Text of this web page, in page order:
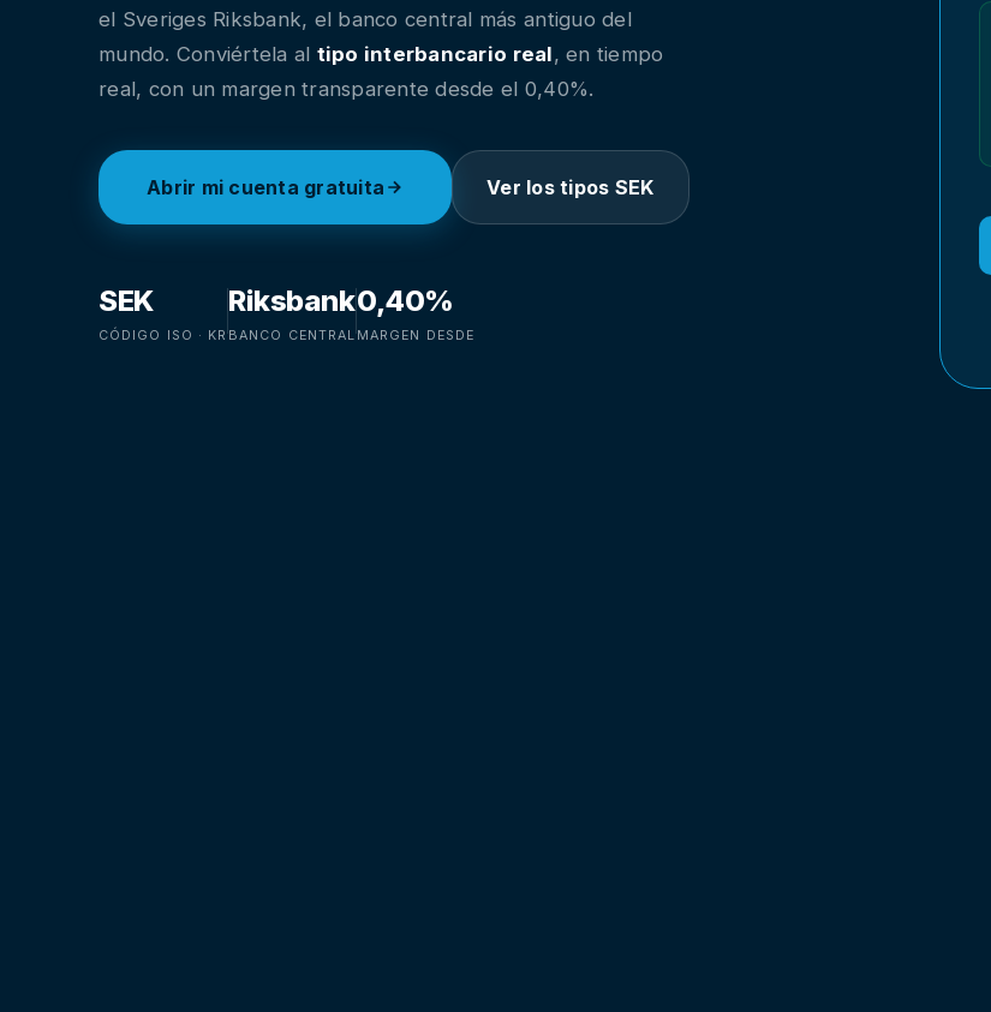
el Sveriges Riksbank, el banco central más antiguo del
mundo. Conviértela al tipo interbancario real, en tiempo
real, con un margen transparente desde el 0,40%.
Abrir mi cuenta gratuita Ver los tipos SEK
SEK
CÓDIGO ISO · KR
Riksbank
BANCO CENTRAL
0,40%
MARGEN DESDE